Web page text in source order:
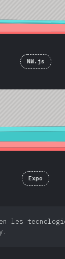
NW.js
Expo
les